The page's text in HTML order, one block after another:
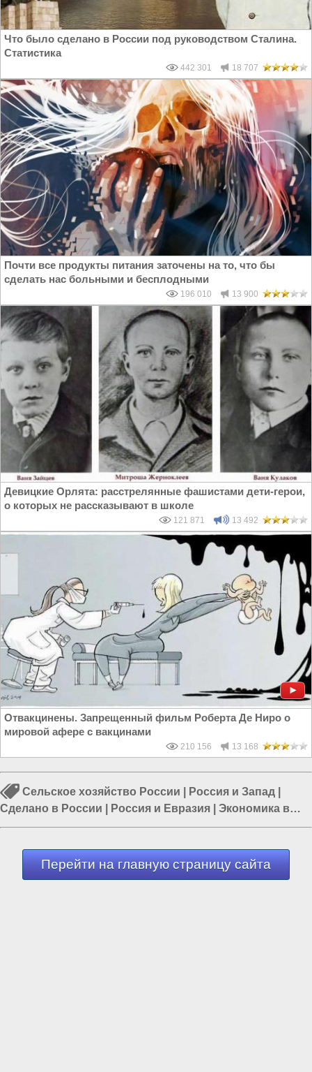
Что было сделано в России под руководством Сталина.
Статистика
442 301 18 707
Почти все продукты питания заточены на то, что бы
сделать нас больными и бесплодными
196 010 13 900
Девицкие Орлята: расстрелянные фашистами дети-герои,
о которых не рассказывают в школе
121 871 13 492
Отвакцинены. Запрещенный фильм Роберта Де Ниро о
мировой афере с вакцинами
210 156 13 168
Сельское хозяйство России Россия и Запад
Сделано в России
Россия и Евразия
Экономика в
России|Зерновая сделка|Экспорт России
Перейти на главную страницу сайта